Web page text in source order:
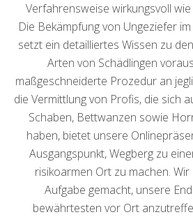
Verfahrensweise wirkungsvoll
Die Bekämpfung von Ungeziefer
setzt ein detailliertes Wissen zu
Arten von Schädlingen
maßgeschneiderte Prozedur an
die Vermittlung von Profis, die sich
Schaben, Bettwanzen sowie
haben, bietet unsere
Ausgangspunkt, Wegberg zu
risikoarmen Ort zu machen.
Aufgabe gemacht, unsere
bewährtesten vor Ort